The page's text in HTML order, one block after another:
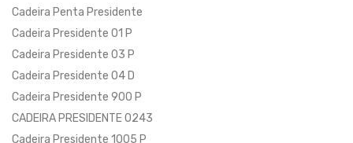
Cadeira Penta Presidente
Cadeira Presidente 01 P
Cadeira Presidente 03 P
Cadeira Presidente 04 D
Cadeira Presidente 900 P
CADEIRA PRESIDENTE 0243
Cadeira Presidente 1005 P